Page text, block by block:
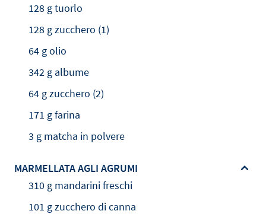
128 g tuorlo
128 g zucchero (1)
64 g olio
342 g albume
64 g zucchero (2)
171 g farina
3 g matcha in polvere
MARMELLATA AGLI AGRUMI
310 g mandarini freschi
101 g zucchero di canna